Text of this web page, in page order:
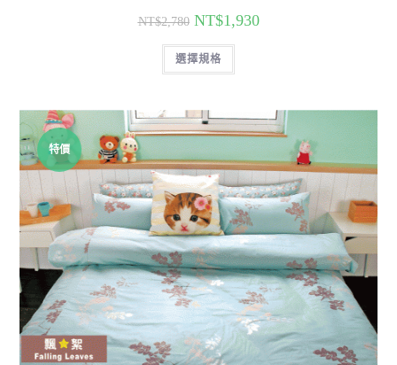
NT$2,780 NT$1,930
選擇規格
特價